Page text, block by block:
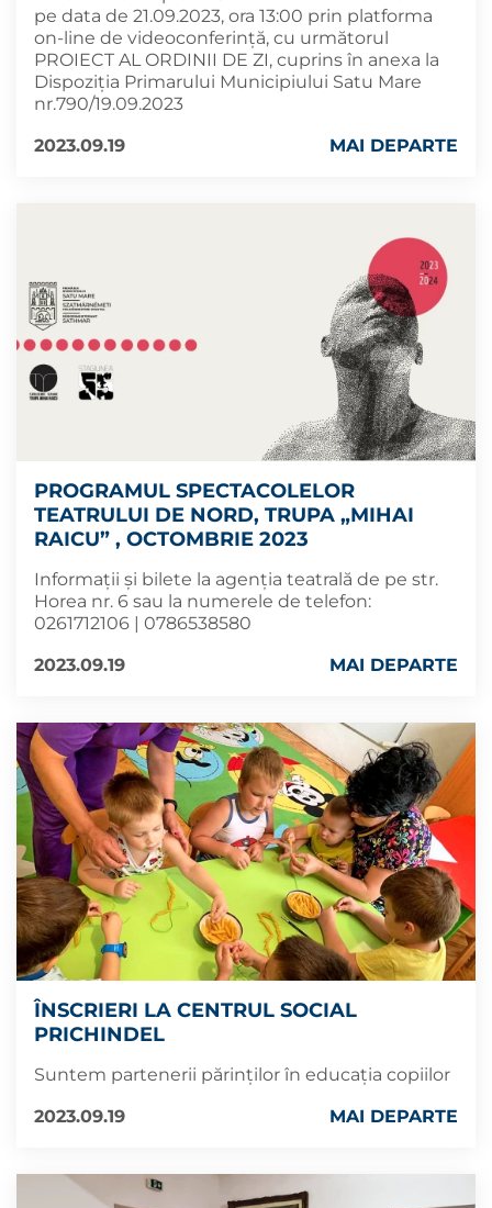
pe data de 21.09.2023, ora 13:00 prin platforma
on-line de videoconferință, cu următorul
PROIECT AL ORDINII DE ZI, cuprins în anexa la
Dispoziția Primarului Municipiului Satu Mare
nr.790/19.09.2023
2023.09.19
MAI DEPARTE
PROGRAMUL SPECTACOLELOR
TEATRULUI DE NORD, TRUPA „MIHAI
RAICU” , OCTOMBRIE 2023
Informații și bilete la agenția teatrală de pe str.
Horea nr. 6 sau la numerele de telefon:
0261712106 | 0786538580
2023.09.19
MAI DEPARTE
ÎNSCRIERI LA CENTRUL SOCIAL
PRICHINDEL
Suntem partenerii părinților în educația copiilor
2023.09.19
MAI DEPARTE